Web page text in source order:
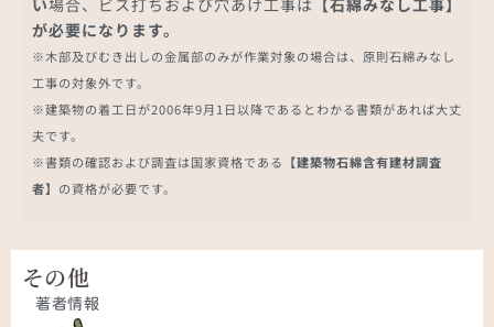
が必要になります。
※木部及びむき出しの金属部のみが作業対象の場合は、原則石綿みなし
工事の対象外です。
※建築物の着工日が2006年9月1日以降であるとわかる書類があれば大丈
夫です。
※書類の確認および調査は国家資格である 【建築物石綿含有建材調査
者】 の資格が必要です。
その他
著者情報